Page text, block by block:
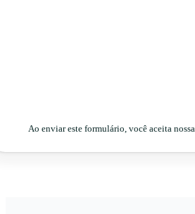
Ao enviar este formulário, você aceita nossa